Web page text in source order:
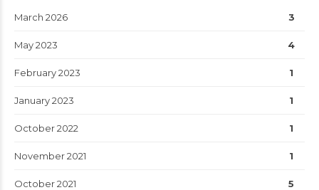
March 2026 3
May 2023 4
February 2023 1
January 2023 1
October 2022 1
November 2021 1
October 2021 5